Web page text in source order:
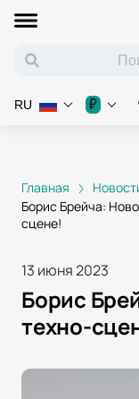
RU ₽
Главная
Борис Брейча:
сцене!
13 июня 2023
Борис
техно-